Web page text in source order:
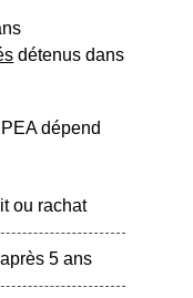
détenus dans
dépend
ou rachat
5 ans